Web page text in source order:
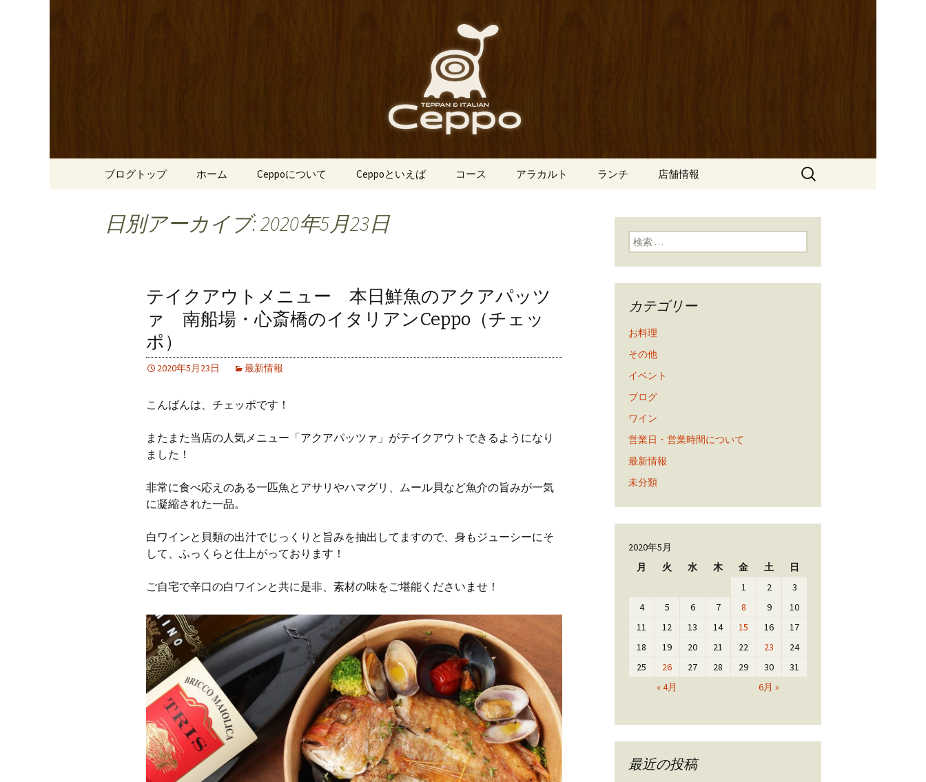
南船場・心斎橋のイタリアン
「Ceppo（チェッポ）」の公式ブログ
リーブ牛のステーキのほか、バルメニューも豊富にご用意。デートにも一人飲みのお客様にもぴった
コンテンツへ移動
ブログトップ ホーム Ceppoについて Ceppoといえば コース アラカルト ランチ 店舗情報
検
日別アーカイブ: 2020年5月23日
テイクアウトメニュー 本日鮮魚のアクアパッツ
ァ 南船場・心斎橋のイタリアンCeppo（チェッ
ポ）
2020年5月23日 最新情報
こんばんは、チェッポです！
またまた当店の人気メニュー「アクアパッツァ」がテイクアウトできるようになり
ました！
非常に食べ応えのある一匹魚とアサリやハマグリ、ムール貝など魚介の旨みが一気
に凝縮された一品。
白ワインと貝類の出汁でじっくりと旨みを抽出してますので、身もジューシーにそ
して、ふっくらと仕上がっております！
ご自宅で辛口の白ワインと共に是非、素材の味をご堪能くださいませ！
検索:
カテゴリー
お料理
その他
イベント
ブログ
ワイン
営業日・営業時間について
最新情報
未分類
2020年5月
月
火 水 木 金 土 日
« 4月 6月 »
1 2
3
4
5 6 7 8 9
10
11
12 13 14 15 16
17
18
19 20 21 22 23
24
25
26 27 28 29 30 31
最近の投稿